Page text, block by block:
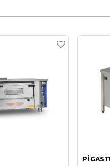
Pİ